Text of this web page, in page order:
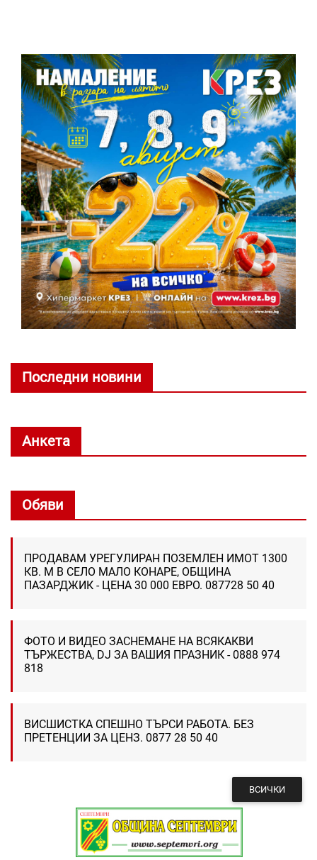
Последни новини
Анкета
Обяви
ПРОДАВАМ УРЕГУЛИРАН ПОЗЕМЛЕН ИМОТ 1300
КВ. М В СЕЛО МАЛО КОНАРЕ, ОБЩИНА
ПАЗАРДЖИК - ЦЕНА 30 000 ЕВРО. 087728 50 40
ФОТО И ВИДЕО ЗАСНЕМАНЕ НА ВСЯКАКВИ
ТЪРЖЕСТВА, DJ ЗА ВАШИЯ ПРАЗНИК - 0888 974
818
ВИСШИСТКА СПЕШНО ТЪРСИ РАБОТА. БЕЗ
ПРЕТЕНЦИИ ЗА ЦЕНЗ. 0877 28 50 40
ВСИЧКИ